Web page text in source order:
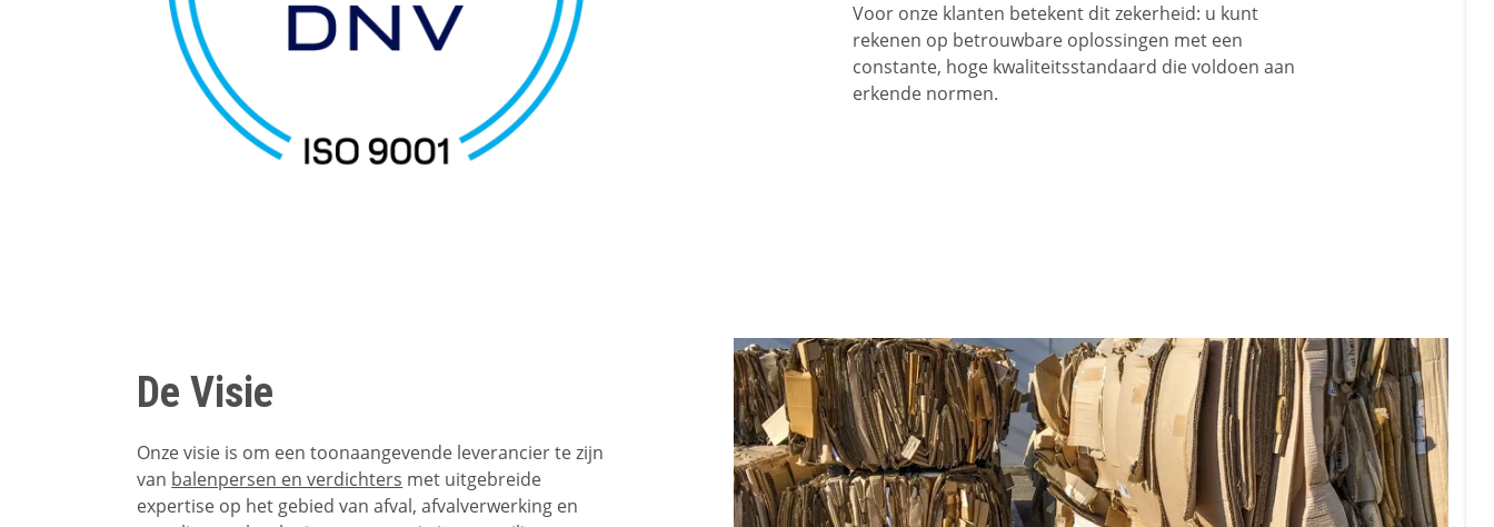
Voor onze klanten betekent dit zekerheid: u kunt
rekenen op betrouwbare oplossingen met een
constante, hoge kwaliteitsstandaard die voldoen aan
erkende normen.
De Visie
Onze visie is om een toonaangevende leverancier te zijn
van balenpersen en verdichters met uitgebreide
expertise op het gebied van afval, afvalverwerking en